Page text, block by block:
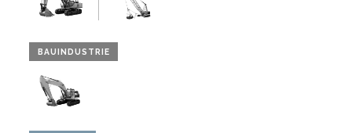
BAUINDUSTRIE